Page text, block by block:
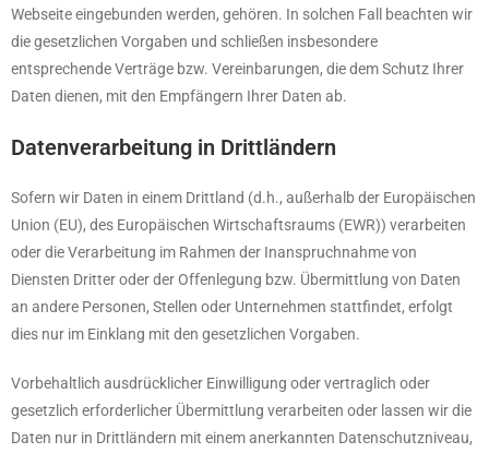
Webseite eingebunden werden, gehören. In solchen Fall beachten wir
die gesetzlichen Vorgaben und schließen insbesondere
entsprechende Verträge bzw. Vereinbarungen, die dem Schutz Ihrer
Daten dienen, mit den Empfängern Ihrer Daten ab.
Datenverarbeitung in Drittländern
Sofern wir Daten in einem Drittland (d.h., außerhalb der Europäischen
Union (EU), des Europäischen Wirtschaftsraums (EWR)) verarbeiten
oder die Verarbeitung im Rahmen der Inanspruchnahme von
Diensten Dritter oder der Offenlegung bzw. Übermittlung von Daten
an andere Personen, Stellen oder Unternehmen stattfindet, erfolgt
dies nur im Einklang mit den gesetzlichen Vorgaben.
Vorbehaltlich ausdrücklicher Einwilligung oder vertraglich oder
gesetzlich erforderlicher Übermittlung verarbeiten oder lassen wir die
Daten nur in Drittländern mit einem anerkannten Datenschutzniveau,